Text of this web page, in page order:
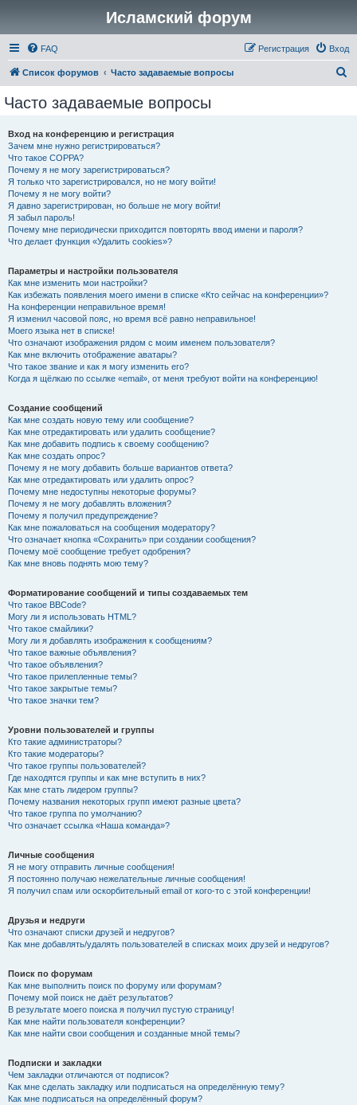
Исламский форум
FAQ Вход
Регистрация
Список форумов Часто задаваемые вопросы
Часто задаваемые вопросы
Вход на конференцию и регистрация
Зачем мне нужно регистрироваться?
Что такое COPPA?
Почему я не могу зарегистрироваться?
Я только что зарегистрировался, но не могу войти!
Почему я не могу войти?
Я давно зарегистрирован, но больше не могу войти!
Я забыл пароль!
Почему мне периодически приходится повторять ввод имени и пароля?
Что делает функция «Удалить cookies»?
Параметры и настройки пользователя
Как мне изменить мои настройки?
Как избежать появления моего имени в списке «Кто сейчас на конференции»?
На конференции неправильное время!
Я изменил часовой пояс, но время всё равно неправильное!
Моего языка нет в списке!
Что означают изображения рядом с моим именем пользователя?
Как мне включить отображение аватары?
Что такое звание и как я могу изменить его?
Когда я щёлкаю по ссылке «email», от меня требуют войти на конференцию!
Создание сообщений
Как мне создать новую тему или сообщение?
Как мне отредактировать или удалить сообщение?
Как мне добавить подпись к своему сообщению?
Как мне создать опрос?
Почему я не могу добавить больше вариантов ответа?
Как мне отредактировать или удалить опрос?
Почему мне недоступны некоторые форумы?
Почему я не могу добавлять вложения?
Почему я получил предупреждение?
Как мне пожаловаться на сообщения модератору?
Что означает кнопка «Сохранить» при создании сообщения?
Почему моё сообщение требует одобрения?
Как мне вновь поднять мою тему?
Форматирование сообщений и типы создаваемых тем
Что такое BBCode?
Могу ли я использовать HTML?
Что такое смайлики?
Могу ли я добавлять изображения к сообщениям?
Что такое важные объявления?
Что такое объявления?
Что такое прилепленные темы?
Что такое закрытые темы?
Что такое значки тем?
Уровни пользователей и группы
Кто такие администраторы?
Кто такие модераторы?
Что такое группы пользователей?
Где находятся группы и как мне вступить в них?
Как мне стать лидером группы?
Почему названия некоторых групп имеют разные цвета?
Что такое группа по умолчанию?
Что означает ссылка «Наша команда»?
Личные сообщения
Я не могу отправить личные сообщения!
Я постоянно получаю нежелательные личные сообщения!
Я получил спам или оскорбительный email от кого-то с этой конференции!
Друзья и недруги
Что означают списки друзей и недругов?
Как мне добавлять/удалять пользователей в списках моих друзей и недругов?
Поиск по форумам
Как мне выполнить поиск по форуму или форумам?
Почему мой поиск не даёт результатов?
В результате моего поиска я получил пустую страницу!
Как мне найти пользователя конференции?
Как мне найти свои сообщения и созданные мной темы?
Подписки и закладки
Чем закладки отличаются от подписок?
Как мне сделать закладку или подписаться на определённую тему?
Как мне подписаться на определённый форум?